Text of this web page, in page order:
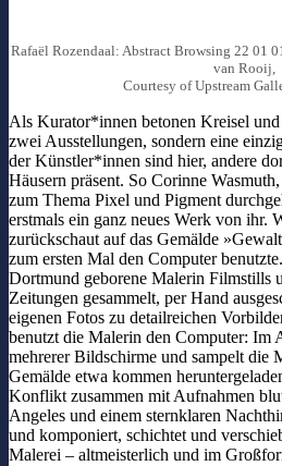
Rafaël Rozendaal: Abstract Browsing 22 01
van Rooij,
Courtesy of Upstream
Als Kurator*innen betonen Kreisel
zwei Ausstellungen, sondern eine
der Künstler*innen sind hier, andere
Häusern präsent. So Corinne
zum Thema Pixel und Pigment
erstmals ein ganz neues Werk von ihr.
zurückschaut auf das Gemälde
zum ersten Mal den Computer
Dortmund geborene Malerin Filmstills
Zeitungen gesammelt, per Hand
eigenen Fotos zu detailreichen
benutzt die Malerin den Computer: Im
mehrerer Bildschirme und sampelt die
Gemälde etwa kommen
Konflikt zusammen mit Aufnahmen
Angeles und einem sternklaren
und komponiert, schichtet und
Malerei – altmeisterlich und im